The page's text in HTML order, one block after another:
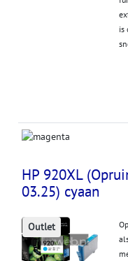
is
HP 920XL
03.25) cyaan
Outlet